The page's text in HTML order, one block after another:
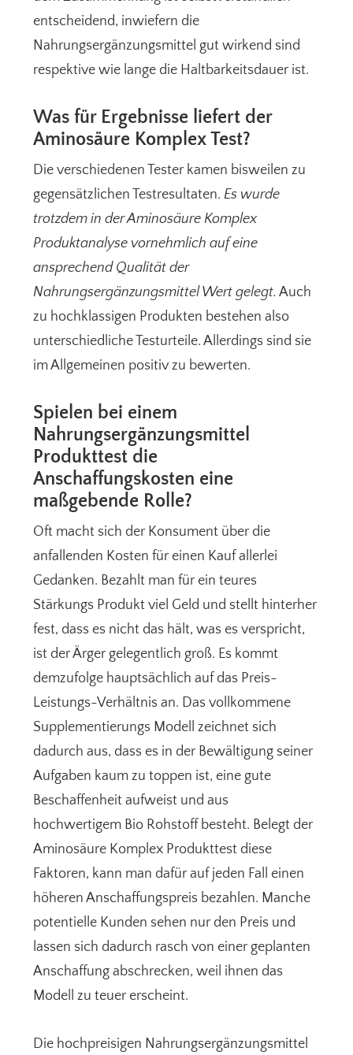
entscheidend, inwiefern die
Nahrungsergänzungsmittel gut wirkend sind
respektive wie lange die Haltbarkeitsdauer ist.
Was für Ergebnisse liefert der
Aminosäure Komplex Test?
Die verschiedenen Tester kamen bisweilen zu
gegensätzlichen Testresultaten.Es wurde
trotzdem in der Aminosäure Komplex
Produktanalyse vornehmlich auf eine
ansprechend Qualität der
Nahrungsergänzungsmittel Wert gelegt. Auch
zu hochklassigen Produkten bestehen also
unterschiedliche Testurteile. Allerdings sind sie
im Allgemeinen positiv zu bewerten.
Spielen bei einem
Nahrungsergänzungsmittel
Produkttest die
Anschaffungskosten eine
maßgebende Rolle?
Oft macht sich der Konsument über die
anfallenden Kosten für einen Kauf allerlei
Gedanken. Bezahlt man für ein teures
Stärkungs Produkt viel Geld und stellt hinterher
fest, dass es nicht das hält, was es verspricht,
ist der Ärger gelegentlich groß. Es kommt
demzufolge hauptsächlich auf das Preis-
Leistungs-Verhältnis an. Das vollkommene
Supplementierungs Modell zeichnet sich
dadurch aus, dass es in der Bewältigung seiner
Aufgaben kaum zu toppen ist, eine gute
Beschaffenheit aufweist und aus
hochwertigem Bio Rohstoff besteht. Belegt der
Aminosäure Komplex Produkttest diese
Faktoren, kann man dafür auf jeden Fall einen
höheren Anschaffungspreis bezahlen. Manche
potentielle Kunden sehen nur den Preis und
lassen sich dadurch rasch von einer geplanten
Anschaffung abschrecken, weil ihnen das
Modell zu teuer erscheint.
Die hochpreisigen Nahrungsergänzungsmittel